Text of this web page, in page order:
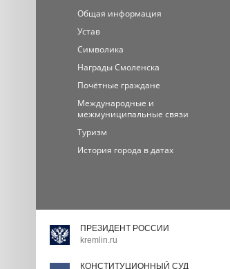
Общая информация
Устав
Символика
Награды Смоленска
Почётные граждане
Международные и
межмуниципальные связи
Туризм
История города в датах
ПРЕЗИДЕНТ РОССИИ
kremlin.ru
КОНСТИТУЦИОННЫЙ СУД